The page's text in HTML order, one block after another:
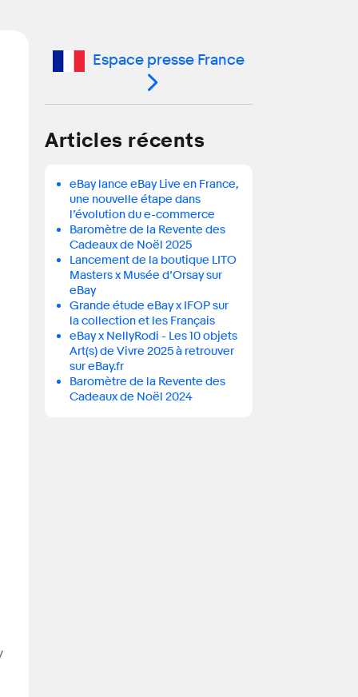
Espace presse France
Articles récents
eBay lance eBay Live en France,
une nouvelle étape dans
l’évolution du e-commerce
Baromètre de la Revente des
Cadeaux de Noël 2025
Lancement de la boutique LITO
Masters x Musée d’Orsay sur
eBay
Grande étude eBay x IFOP sur
la collection et les Français
eBay x NellyRodi - Les 10 objets
Art(s) de Vivre 2025 à retrouver
sur eBay.fr
Baromètre de la Revente des
Cadeaux de Noël 2024